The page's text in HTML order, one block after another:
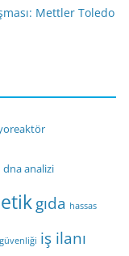
Mettler Toledo
dna analizi
gıda hassas
iş ilanı